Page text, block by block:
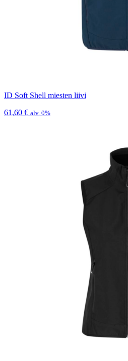
ID Soft Shell miesten liivi
61,60 € alv. 0%